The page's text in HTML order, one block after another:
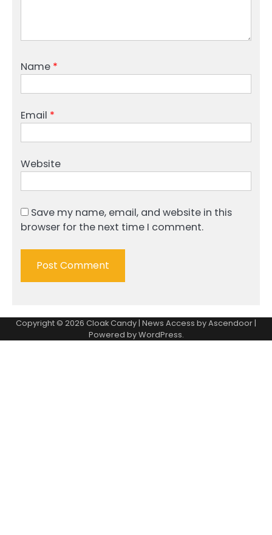
Name *
Email *
Website
Save my name, email, and website in this
browser for the next time I comment.
Copyright © 2026 Cloak Candy | News Access byAscendoor |
Powered byWordPress.